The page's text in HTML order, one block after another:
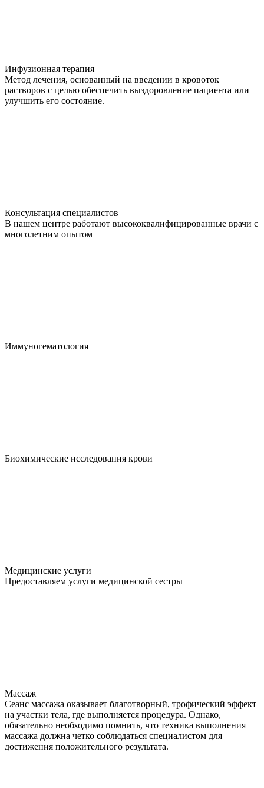
Инфузионная терапия
Метод лечения, основанный на введении в кровоток
растворов с целью обеспечить выздоровление пациента или
улучшить его состояние.
Консультация специалистов
В нашем центре работают высококвалифицированные врачи с
многолетним опытом
Иммуногематология
Биохимические исследования крови
Медицинские услуги
Предоставляем услуги медицинской сестры
Массаж
Сеанс массажа оказывает благотворный, трофический эффект
на участки тела, где выполняется процедура. Однако,
обязательно необходимо помнить, что техника выполнения
массажа должна четко соблюдаться специалистом для
достижения положительного результата.